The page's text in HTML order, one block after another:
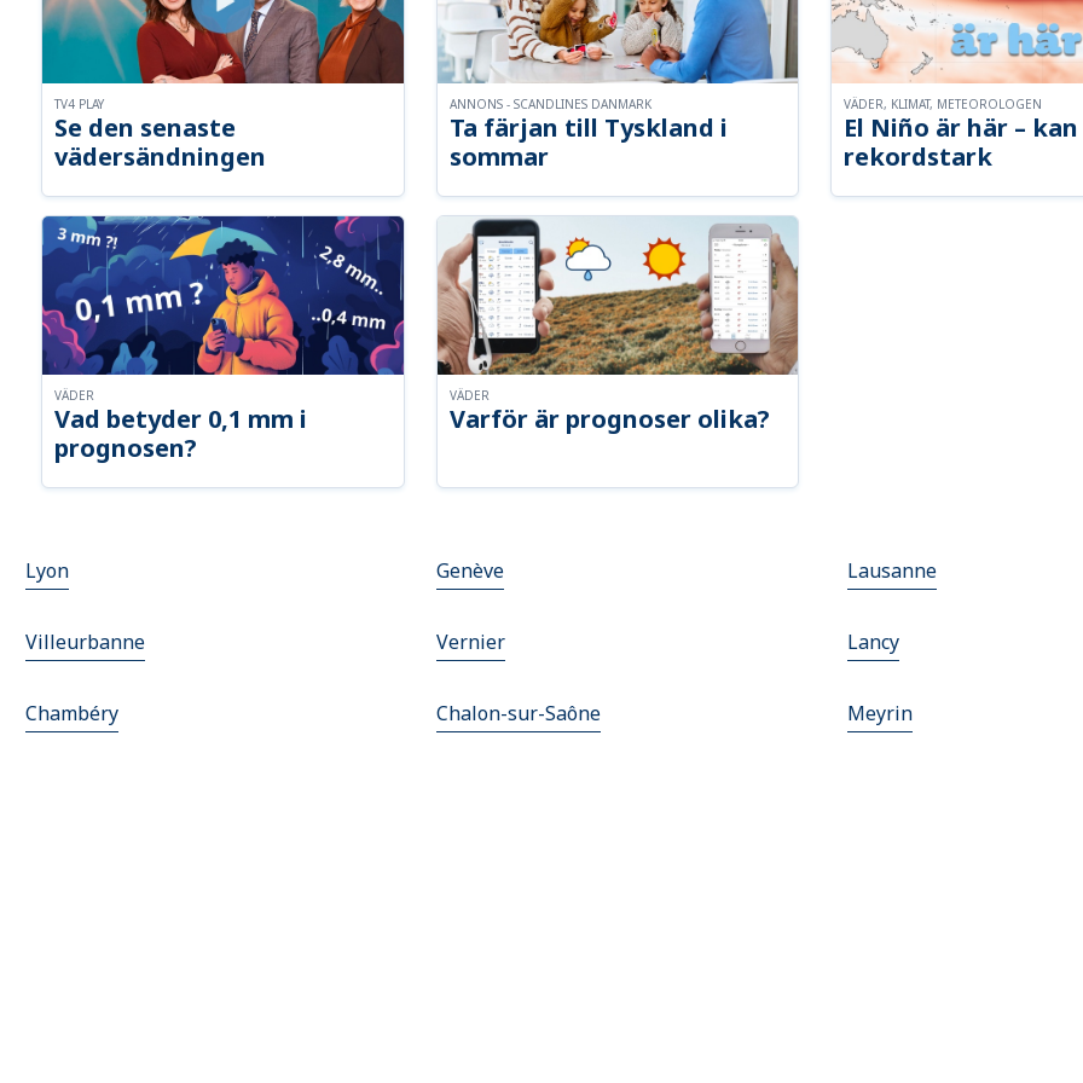
Se den senaste
vädersändningen
TV4 PLAY
Ta färjan till Tyskland i
sommar
ANNONS - SCANDLINES DANMARK
El Niño är här –
rekordstark
VÄDER, KLIMAT, METEOROLOGEN
Vad betyder 0,1 mm i
prognosen?
VÄDER
Varför är prognoser olika?
VÄDER
Lyon Genève Lausanne
Villeurbanne Vernier Lancy
Chambéry Chalon-sur-Saône Meyrin